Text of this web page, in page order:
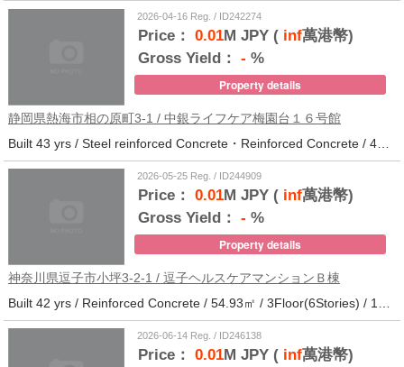
2026-04-16 Reg. / ID242274
Price： 0.01M JPY (inf萬港幣)
Gross Yield： - %
Property details
静岡県熱海市相の原町3-1 / 中銀ライフケア梅園台１６号館
Built 43 yrs / Steel reinforced Concrete・Reinforced Concrete / 44.37㎡ / 5Floor(14Stories) / 294Units / Distance from the station.25
2026-05-25 Reg. / ID244909
Price： 0.01M JPY (inf萬港幣)
Gross Yield： - %
Property details
神奈川県逗子市小坪3-2-1 / 逗子ヘルスケアマンションＢ棟
2026-06-14 Reg. / ID246138
Price： 0.01M JPY (inf萬港幣)